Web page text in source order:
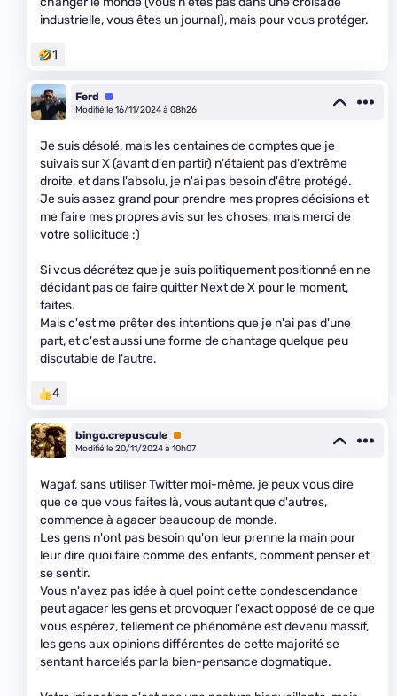
industrielle, vous êtes un journal), mais pour vous protéger.
1
Ferd
Équipe
Modifié le 16/11/2024 à 08h26
Je suis désolé, mais les centaines de comptes que je
suivais sur X (avant d'en partir) n'étaient pas d'extrême
droite, et dans l'absolu, je n'ai pas besoin d'être protégé.
Je suis assez grand pour prendre mes propres décisions et
me faire mes propres avis sur les choses, mais merci de
votre sollicitude :)
Si vous décrétez que je suis politiquement positionné en ne
décidant pas de faire quitter Next de X pour le moment,
faites.
Mais c'est me prêter des intentions que je n'ai pas d'une
part, et c'est aussi une forme de chantage quelque peu
discutable de l'autre.
4
bingo.crepuscule Premium
Modifié le 20/11/2024 à 10h07
Wagaf, sans utiliser Twitter moi-même, je peux vous dire
que ce que vous faites là, vous autant que d'autres,
commence à agacer beaucoup de monde.
Les gens n'ont pas besoin qu'on leur prenne la main pour
leur dire quoi faire comme des enfants, comment penser et
se sentir.
Vous n'avez pas idée à quel point cette condescendance
peut agacer les gens et provoquer l'exact opposé de ce que
vous espérez, tellement ce phénomène est devenu massif,
les gens aux opinions différentes de cette majorité se
sentant harcelés par la bien-pensance dogmatique.